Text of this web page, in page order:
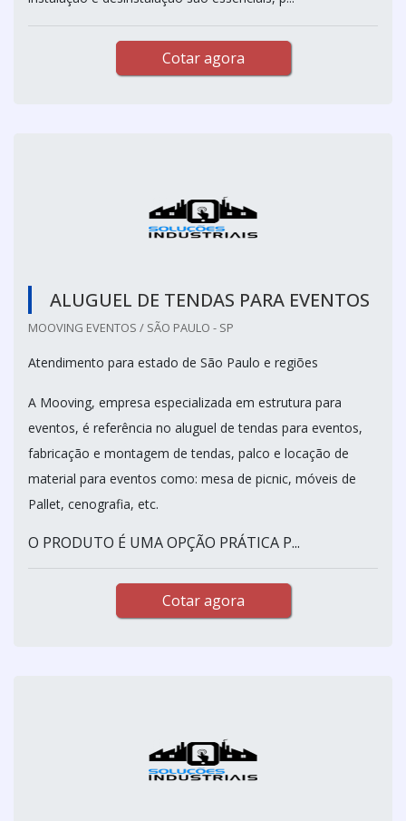
Cotar agora
ALUGUEL DE TENDAS PARA EVENTOS
MOOVING EVENTOS / SÃO PAULO - SP
Atendimento para estado de São Paulo e regiões
A Mooving, empresa especializada em estrutura para
eventos, é referência no aluguel de tendas para eventos,
fabricação e montagem de tendas, palco e locação de
material para eventos como: mesa de picnic, móveis de
Pallet, cenografia, etc.
O PRODUTO É UMA OPÇÃO PRÁTICA P...
Cotar agora